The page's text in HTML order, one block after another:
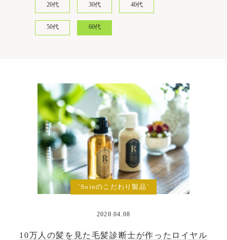
20代 30代 40代
50代 60代
`Soinのこだわり製品`
2020.04.08
10万人の髪を見た毛髪診断士が作ったロイヤル